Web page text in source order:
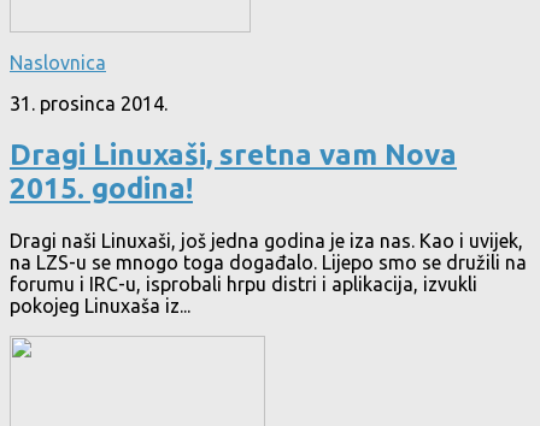
Naslovnica
31. prosinca 2014.
Dragi Linuxaši, sretna vam Nova
2015. godina!
Dragi naši Linuxaši, još jedna godina je iza nas. Kao i uvijek,
na LZS-u se mnogo toga događalo. Lijepo smo se družili na
forumu i IRC-u, isprobali hrpu distri i aplikacija, izvukli
pokojeg Linuxaša iz...